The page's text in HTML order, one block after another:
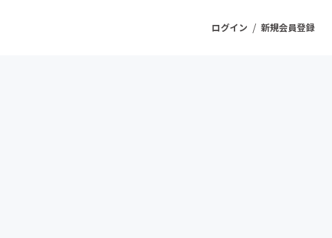
ログイン / 新規会員登録